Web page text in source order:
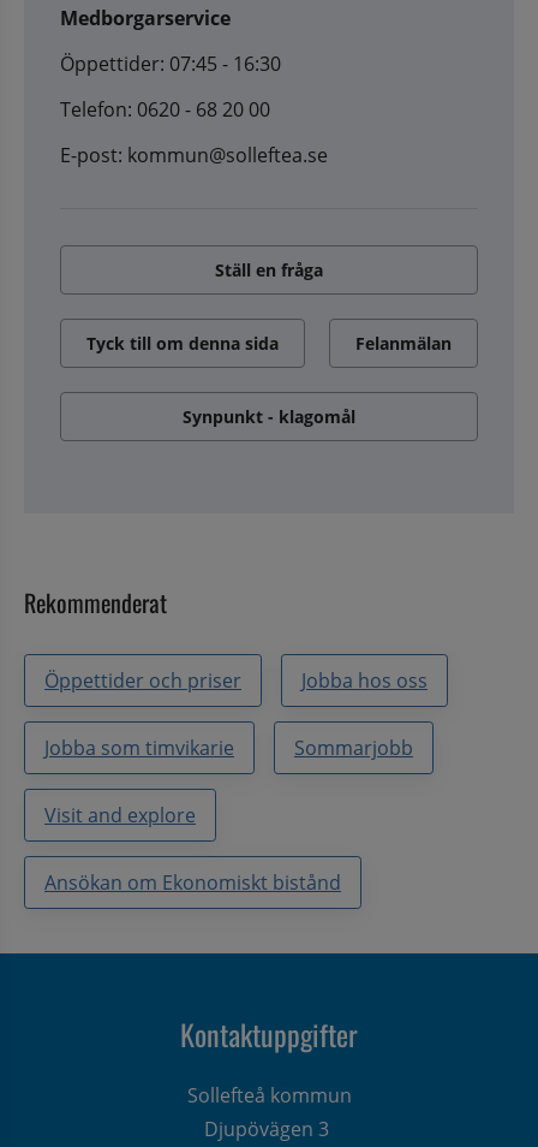
Medborgarservice
Öppettider: 07:45 - 16:30
Telefon: 0620 - 68 20 00
E-post: kommun@solleftea.se
Ställ en fråga
Tyck till om denna sida Felanmälan
Synpunkt - klagomål
Rekommenderat
Öppettider och priser Jobba hos oss
Jobba som timvikarie Sommarjobb
Visit and explore
Ansökan om Ekonomiskt bistånd
Kontaktuppgifter
Sollefteå kommun
Djupövägen 3